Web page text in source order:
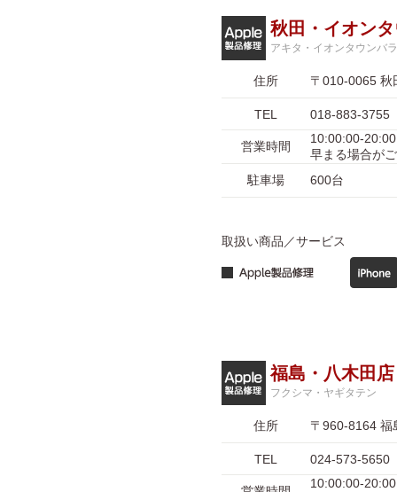
秋田・イオン
アキタ・イオンタウンバ
住所 〒010-0065 秋
TEL 018-883-3755
営業時間
10:00:00-
早まる場合が
駐車場
600台
取扱い商品／サービス
福島・八木田店
フクシマ・ヤギタテン
住所 〒960-8164 福
TEL 024-573-5650
10:00:00-